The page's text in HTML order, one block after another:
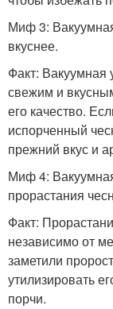
Миф 3:
вкуснее.
Факт: Вакуумная
свежим и
его качество.
испорченный
прежний вкус и
Миф 4:
прорастания
Факт:
независимо от
заметили
утилизировать
порчи.